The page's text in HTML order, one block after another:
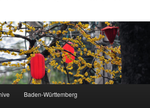
Baden-Württemberg